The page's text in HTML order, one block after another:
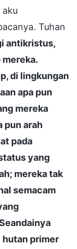
Tuhan
antikristus,
di lingkungan
apa pun
mereka
pun arah
pada
yang
mereka tak
semacam
hutan primer